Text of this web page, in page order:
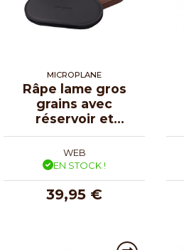
MICROPLANE
Râpe lame gros
grains avec
réservoir et
couvercles
WEB
EN STOCK !
39,95 €